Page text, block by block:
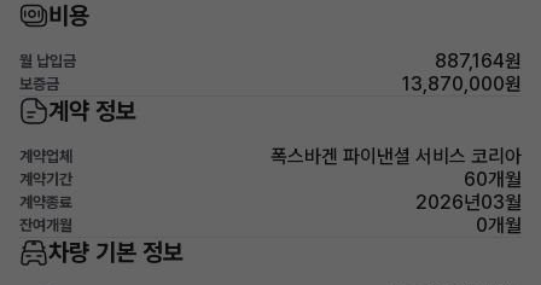
비용
월 납입금 887,164원
보증금 13,870,000원
계약 정보
계약업체 폭스바겐 파이낸셜 서비스 코리아
계약기간 60개월
계약종료 2026년03월
잔여개월 0개월
차량 기본 정보